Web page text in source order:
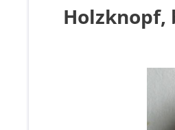
Holzknopf,